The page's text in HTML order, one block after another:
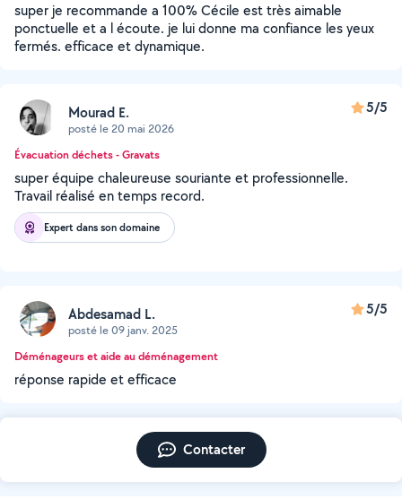
super je recommande a 100% Cécile est très aimable
ponctuelle et a l écoute. je lui donne ma confiance les yeux
fermés. efficace et dynamique.
Mourad E.
posté le 20 mai 2026
5/5
Évacuation déchets - Gravats
super équipe chaleureuse souriante et professionnelle.
Travail réalisé en temps record.
Expert dans son domaine
Abdesamad L.
posté le 09 janv. 2025
5/5
Déménageurs et aide au déménagement
réponse rapide et efficace
Contacter